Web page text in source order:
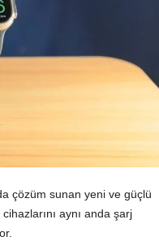
çözüm sunan yeni ve güçlü
aynı anda şarj